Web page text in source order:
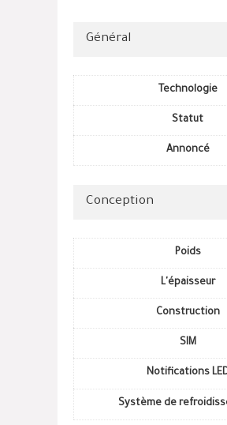
Général
Technologie
Statut
Annoncé
Conception
Poids
L'épaisseur
Construction
SIM
Notifications
Système de